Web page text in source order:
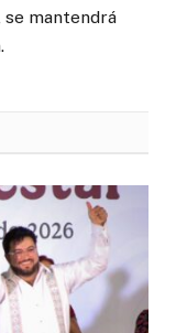
se mantendrá